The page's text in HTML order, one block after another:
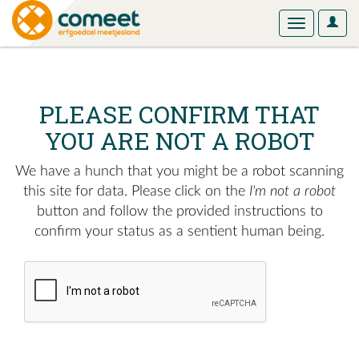
User
Toggle
PLEASE CONFIRM THAT
YOU ARE NOT A ROBOT
We have a hunch that you might be a robot scanning
this site for data. Please click on the I'm not a robot
button and follow the provided instructions to
confirm your status as a sentient human being.